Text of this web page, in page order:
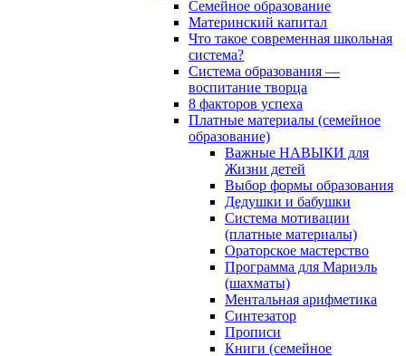
Семейное образование
Материнский капитал
Что такое современная школьная
система?
Система образования —
воспитание творца
8 факторов успеха
Платные материалы (семейное
образование)
Важные НАВЫКИ для
Жизни детей
Выбор формы образования
Дедушки и бабушки
Система мотивации
(платные материалы)
Ораторское мастерство
Программа для Мариэль
(шахматы)
Ментальная арифметика
Синтезатор
Прописи
Книги (семейное